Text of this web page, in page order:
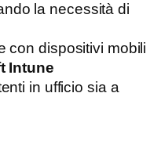
la necessità di
con dispositivi mobili
Intune
in ufficio sia a